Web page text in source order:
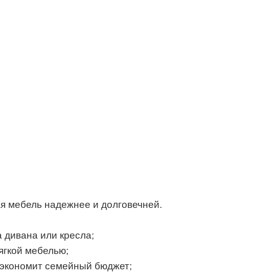
мебель надежнее и долговечней.
дивана или кресла;
мебелью;
семейный бюджет;